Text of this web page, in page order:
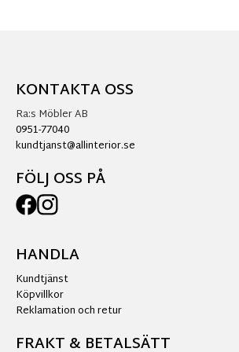
KONTAKTA OSS
Ra:s Möbler AB
0951-77040
kundtjanst@allinterior.se
FÖLJ OSS PÅ
HANDLA
Kundtjänst
Köpvillkor
Reklamation och retur
FRAKT & BETALSÄTT